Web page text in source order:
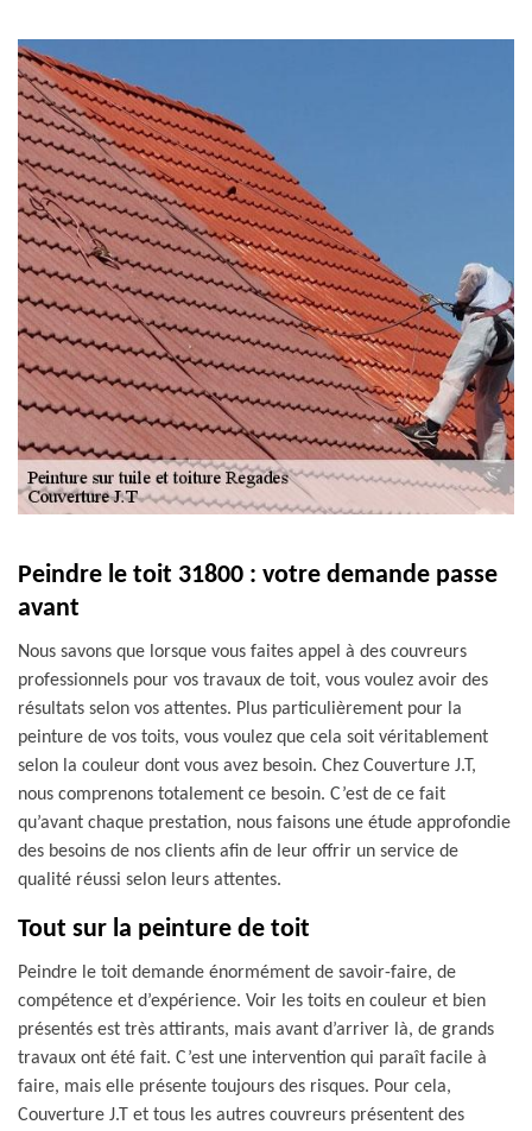
Peindre le toit 31800 : votre demande passe
avant
Nous savons que lorsque vous faites appel à des couvreurs
professionnels pour vos travaux de toit, vous voulez avoir des
résultats selon vos attentes. Plus particulièrement pour la
peinture de vos toits, vous voulez que cela soit véritablement
selon la couleur dont vous avez besoin. Chez Couverture J.T,
nous comprenons totalement ce besoin. C’est de ce fait
qu’avant chaque prestation, nous faisons une étude approfondie
des besoins de nos clients afin de leur offrir un service de
qualité réussi selon leurs attentes.
Tout sur la peinture de toit
Peindre le toit demande énormément de savoir-faire, de
compétence et d’expérience. Voir les toits en couleur et bien
présentés est très attirants, mais avant d’arriver là, de grands
travaux ont été fait. C’est une intervention qui paraît facile à
faire, mais elle présente toujours des risques. Pour cela,
Couverture J.T et tous les autres couvreurs présentent des